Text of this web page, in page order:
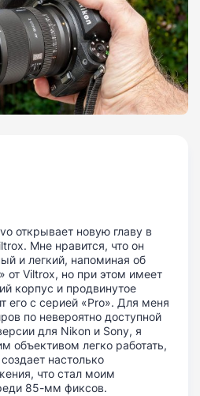
открывает новую главу в
Мне нравится, что он
и легкий, напоминая об
от Viltrox, но при этом имеет
корпус и продвинутое
его с серией «Pro». Для меня
по невероятно доступной
для Nikon и Sony, я
объективом легко работать,
настолько
что стал моим
85-мм фиксов.